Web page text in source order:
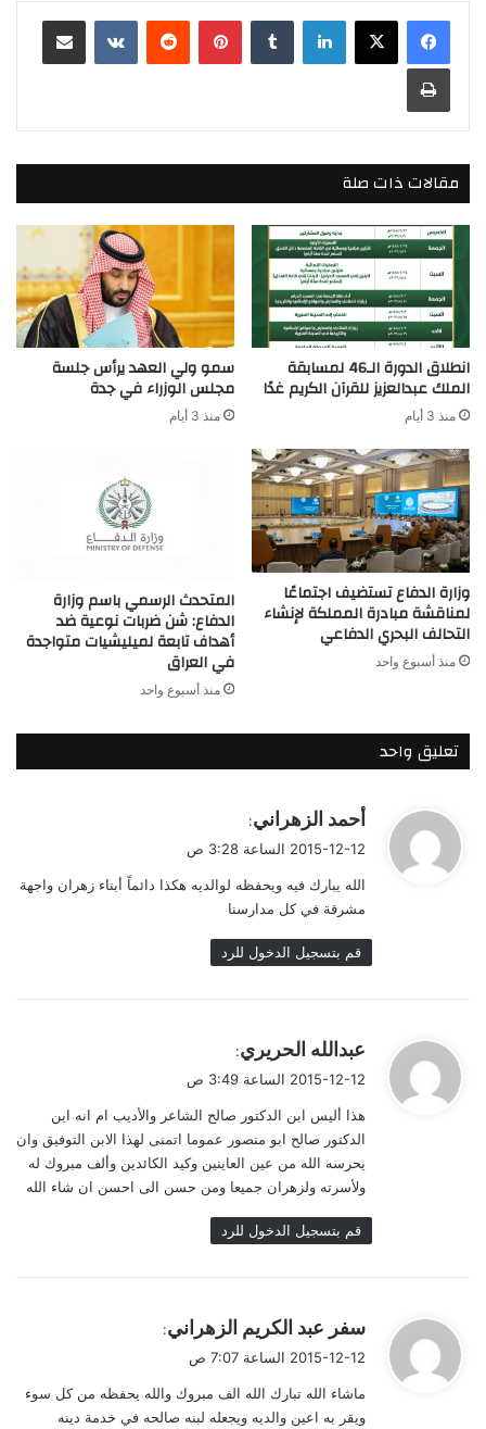
لينكدإن بينتيريست مشاركة عبر البريد
طباعة
مقالات ذات صلة
انطلاق الدورة الـ46 لمسابقة
الملك عبدالعزيز للقرآن الكريم غدًا
منذ 3 أيام
سمو ولي العهد يرأس جلسة
مجلس الوزراء في جدة
منذ 3 أيام
وزارة الدفاع تستضيف اجتماعًا
لمناقشة مبادرة المملكة لإنشاء
التحالف البحري الدفاعي
منذ أسبوع واحد
المتحدث الرسمي باسم وزارة
الدفاع: شن ضربات نوعية ضد
أهداف تابعة لميليشيات متواجدة
في العراق
منذ أسبوع واحد
تعليق واحد
ي
ق
ل
أحمد الزهراني:
2015-12-12 الساعة 3:28 ص
الله يبارك فيه ويحفظه لوالديه هكذا دائماً أبناء زهران واجهة
مشرقة في كل مدارسنا
قم بتسجيل الدخول للرد
ي
ق
ل
عبدالله الحريري:
2015-12-12 الساعة 3:49 ص
هذا أليس ابن الدكتور صالح الشاعر والأديب ام انه ابن
الدكتور صالح ابو منصور عموما اتمنى لهذا الابن التوفيق وان
يحرسه الله من عين العاينين وكيد الكائدين وألف مبروك له
ولأسرته ولزهران جميعا ومن حسن الى احسن ان شاء الله
قم بتسجيل الدخول للرد
ي
ق
ل
سفر عبد الكريم الزهراني:
2015-12-12 الساعة 7:07 ص
ماشاء الله تبارك الله الف مبروك والله يحفظه من كل سوء
ويقر به اعين والديه ويجعله لبنه صالحه في خدمة دينه